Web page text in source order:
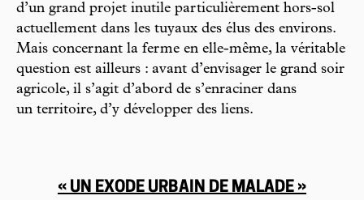
d’un grand projet inutile particulièrement hors-sol
actuellement dans les tuyaux des élus des environs.
Mais concernant la ferme en elle-même, la véritable
question est ailleurs : avant d’envisager le grand soir
agricole, il s’agit d’abord de s’enraciner dans
un territoire, d’y développer des liens.
« UN EXODE URBAIN DE MALADE »